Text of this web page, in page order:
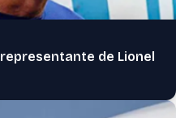
de Lionel